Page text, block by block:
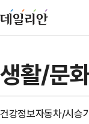
생활/문
건강정보자동차/시승